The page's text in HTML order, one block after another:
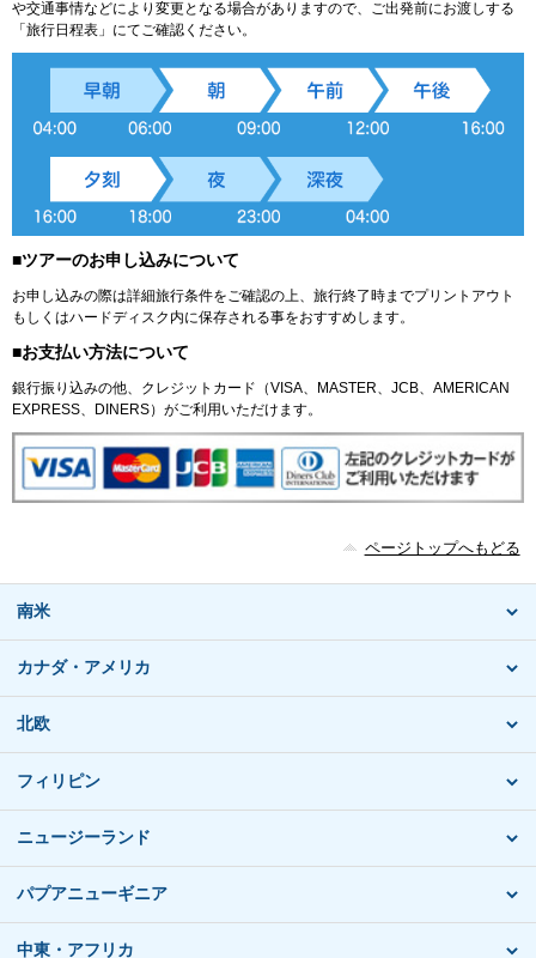
や交通事情などにより変更となる場合がありますので、ご出発前にお渡しする
「旅行日程表」にてご確認ください。
■ツアーのお申し込みについて
お申し込みの際は詳細旅行条件をご確認の上、旅行終了時までプリントアウト
もしくはハードディスク内に保存される事をおすすめします。
■お支払い方法について
銀行振り込みの他、クレジットカード（VISA、MASTER、JCB、AMERICAN
EXPRESS、DINERS）がご利用いただけます。
ページトップへもどる
南米
カナダ・アメリカ
北欧
フィリピン
ニュージーランド
パプアニューギニア
中東・アフリカ